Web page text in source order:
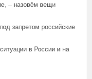
– назовём вещи
запретом российские
в России и на